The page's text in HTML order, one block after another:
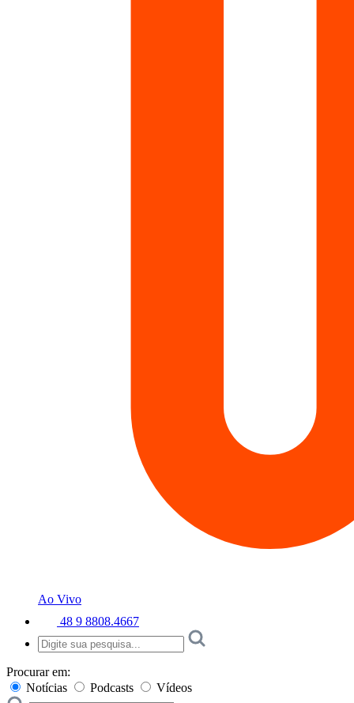
Ao Vivo
48 9 8808.4667
Procurar em:
Notícias
Podcasts Vídeos